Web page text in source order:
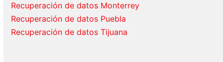
Recuperación de datos Monterrey
Recuperación de datos Puebla
Recuperación de datos Tijuana